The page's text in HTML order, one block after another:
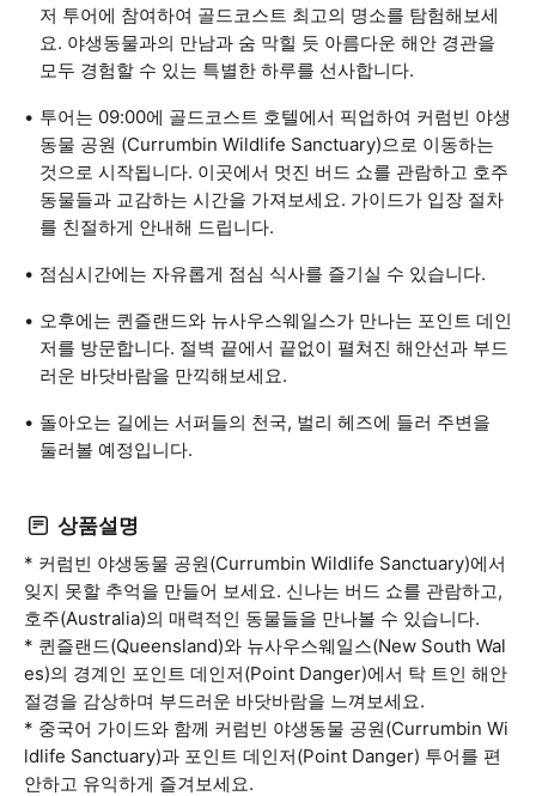
저 투어에 참여하여 골드코스트 최고의 명소를 탐험해보세
요. 야생동물과의 만남과 숨 막힐 듯 아름다운 해안 경관을
모두 경험할 수 있는 특별한 하루를 선사합니다.
투어는 09:00에 골드코스트 호텔에서 픽업하여 커럼빈 야생
동물 공원 (Currumbin Wildlife Sanctuary)으로 이동하는
것으로 시작됩니다. 이곳에서 멋진 버드 쇼를 관람하고 호주
동물들과 교감하는 시간을 가져보세요. 가이드가 입장 절차
를 친절하게 안내해 드립니다.
점심시간에는 자유롭게 점심 식사를 즐기실 수 있습니다.
오후에는 퀸즐랜드와 뉴사우스웨일스가 만나는 포인트 데인
저를 방문합니다. 절벽 끝에서 끝없이 펼쳐진 해안선과 부드
러운 바닷바람을 만끽해보세요.
돌아오는 길에는 서퍼들의 천국, 벌리 헤즈에 들러 주변을
둘러볼 예정입니다.
상품설명
* 커럼빈 야생동물 공원(Currumbin Wildlife Sanctuary)에서
잊지 못할 추억을 만들어 보세요. 신나는 버드 쇼를 관람하고,
호주(Australia)의 매력적인 동물들을 만나볼 수 있습니다.
* 퀸즐랜드(Queensland)와 뉴사우스웨일스(New South Wal
es)의 경계인 포인트 데인저(Point Danger)에서 탁 트인 해안
절경을 감상하며 부드러운 바닷바람을 느껴보세요.
* 중국어 가이드와 함께 커럼빈 야생동물 공원(Currumbin Wi
ldlife Sanctuary)과 포인트 데인저(Point Danger) 투어를 편
안하고 유익하게 즐겨보세요.